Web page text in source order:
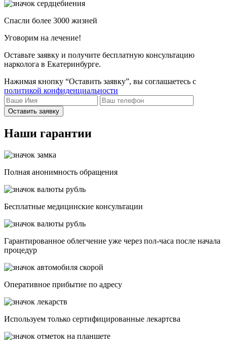
Спасли более 3000 жизней
Уговорим на лечение!
Оставьте заявку и получите бесплатную консультацию
нарколога в Екатеринбурге.
Нажимая кнопку “Оставить заявку”, вы соглашаетесь с
политикой конфиденциальности
Оставить заявку
Наши гарантии
Полная анонимность обращения
Бесплатные медицинские консультации
Гарантированное облегчение уже через пол-часа после начала
процедур
Опеpативное прибытие по адресу
Используем только сертифицированные лекартсва